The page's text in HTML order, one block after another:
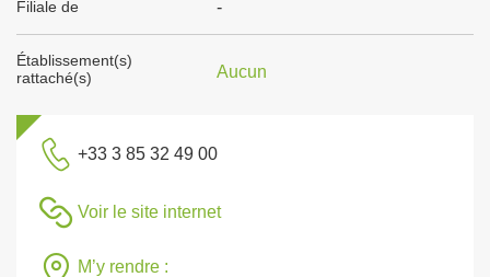
Filiale de -
Établissement(s)
rattaché(s)
Aucun
+33 3 85 32 49 00
Voir le site internet
M’y rendre :